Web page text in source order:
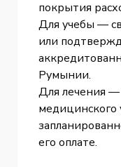
покрытия
Для учебы —
или
Румынии.
Для лечения
его оплате.